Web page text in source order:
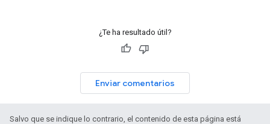
¿Te ha resultado útil?
Enviar comentarios
Salvo que se indique lo contrario, el contenido de esta página está